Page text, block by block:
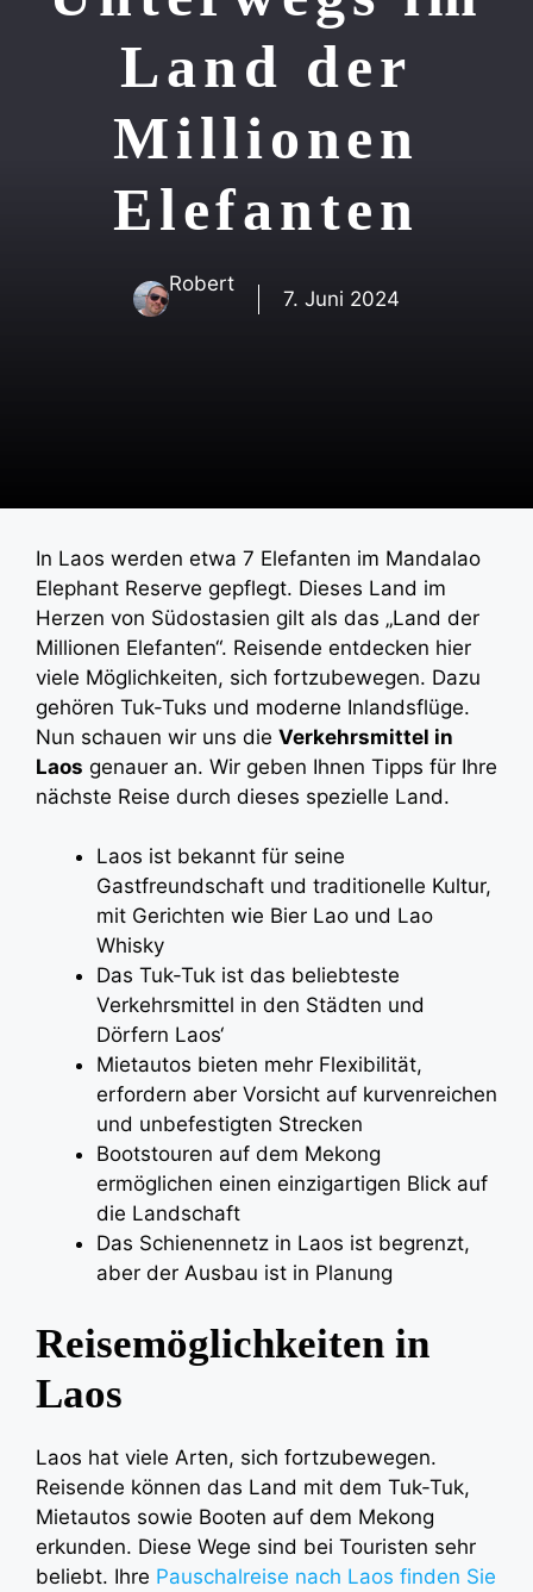
Land der
Millionen
Elefanten
Robert
7. Juni 2024
In Laos werden etwa 7 Elefanten im Mandalao
Elephant Reserve gepflegt. Dieses Land im
Herzen von Südostasien gilt als das „Land der
Millionen Elefanten“. Reisende entdecken hier
viele Möglichkeiten, sich fortzubewegen. Dazu
gehören Tuk-Tuks und moderne Inlandsflüge.
Nun schauen wir uns die Verkehrsmittel in
Laos genauer an. Wir geben Ihnen Tipps für Ihre
nächste Reise durch dieses spezielle Land.
Laos ist bekannt für seine
Gastfreundschaft und traditionelle Kultur,
mit Gerichten wie Bier Lao und Lao
Whisky
Das Tuk-Tuk ist das beliebteste
Verkehrsmittel in den Städten und
Dörfern Laos‘
Mietautos bieten mehr Flexibilität,
erfordern aber Vorsicht auf kurvenreichen
und unbefestigten Strecken
Bootstouren auf dem Mekong
ermöglichen einen einzigartigen Blick auf
die Landschaft
Das Schienennetz in Laos ist begrenzt,
aber der Ausbau ist in Planung
Reisemöglichkeiten in
Laos
Laos hat viele Arten, sich fortzubewegen.
Reisende können das Land mit dem Tuk-Tuk,
Mietautos sowie Booten auf dem Mekong
erkunden. Diese Wege sind bei Touristen sehr
beliebt. Ihre Pauschalreise nach Laos finden Sie